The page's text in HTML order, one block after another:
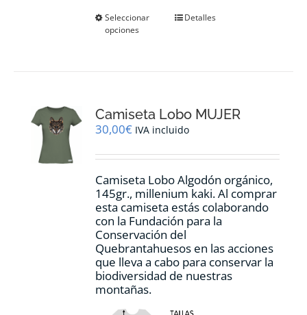
Seleccionar
opciones
Este
se
pueden
en
página
de
producto
Detalles
Camiseta Lobo MUJER
30,00€ IVA incluido
Camiseta Lobo Algodón orgánico,
145gr., millenium kaki. Al comprar
esta camiseta estás colaborando
con la Fundación para la
Conservación del
Quebrantahuesos en las acciones
que lleva a cabo para conservar la
biodiversidad de nuestras
montañas.